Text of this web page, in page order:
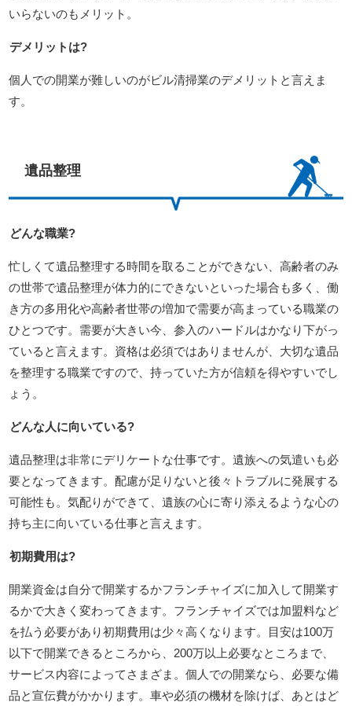
いらないのもメリット。
デメリットは?
個人での開業が難しいのがビル清掃業のデメリットと言えま
す。
遺品整理
どんな職業?
忙しくて遺品整理する時間を取ることができない、高齢者のみ
の世帯で遺品整理が体力的にできないといった場合も多く、働
き方の多用化や高齢者世帯の増加で需要が高まっている職業の
ひとつです。需要が大きい今、参入のハードルはかなり下がっ
ていると言えます。資格は必須ではありませんが、大切な遺品
を整理する職業ですので、持っていた方が信頼を得やすいでし
ょう。
どんな人に向いている?
遺品整理は非常にデリケートな仕事です。遺族への気遣いも必
要となってきます。配慮が足りないと後々トラブルに発展する
可能性も。気配りができて、遺族の心に寄り添えるような心の
持ち主に向いている仕事と言えます。
初期費用は?
開業資金は自分で開業するかフランチャイズに加入して開業す
るかで大きく変わってきます。フランチャイズでは加盟料など
を払う必要があり初期費用は少々高くなります。目安は100万
以下で開業できるところから、200万以上必要なところまで、
サービス内容によってさまざま。個人での開業なら、必要な備
品と宣伝費がかかります。車や必須の機材を除けば、あとはど